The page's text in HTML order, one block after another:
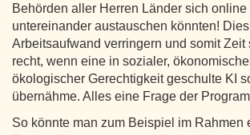
Behörden aller Herren Länder sich
untereinander austauschen könnten!
Arbeitsaufwand verringern und somit Zeit
recht, wenn eine in sozialer,
ökologischer Gerechtigkeit geschulte KI
übernähme. Alles eine Frage der
So könnte man zum Beispiel im Rahmen